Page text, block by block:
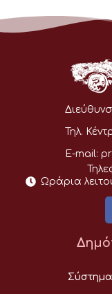
Τηλ.
E-mail:
Ωράρια